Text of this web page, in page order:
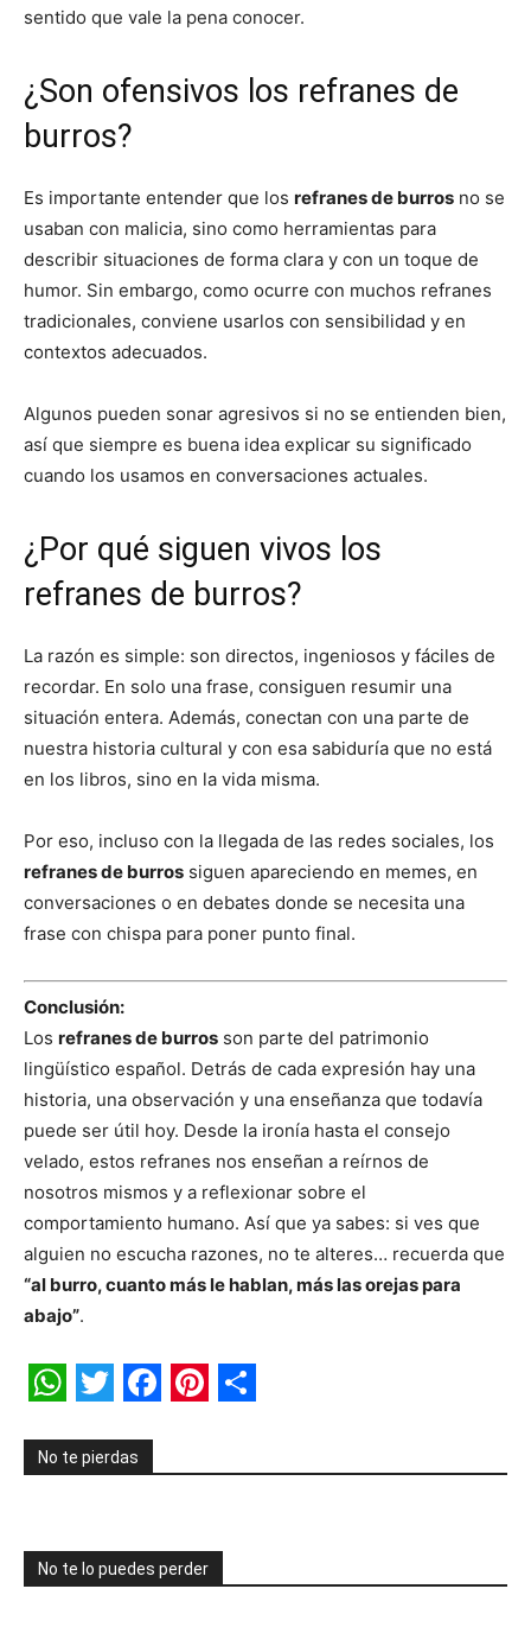
sentido que vale la pena conocer.
¿Son ofensivos los refranes de
burros?
Es importante entender que los refranes de burros no se
usaban con malicia, sino como herramientas para
describir situaciones de forma clara y con un toque de
humor. Sin embargo, como ocurre con muchos refranes
tradicionales, conviene usarlos con sensibilidad y en
contextos adecuados.
Algunos pueden sonar agresivos si no se entienden bien,
así que siempre es buena idea explicar su significado
cuando los usamos en conversaciones actuales.
¿Por qué siguen vivos los
refranes de burros?
La razón es simple: son directos, ingeniosos y fáciles de
recordar. En solo una frase, consiguen resumir una
situación entera. Además, conectan con una parte de
nuestra historia cultural y con esa sabiduría que no está
en los libros, sino en la vida misma.
Por eso, incluso con la llegada de las redes sociales, los
refranes de burros siguen apareciendo en memes, en
conversaciones o en debates donde se necesita una
frase con chispa para poner punto final.
Conclusión:
Los refranes de burros son parte del patrimonio
lingüístico español. Detrás de cada expresión hay una
historia, una observación y una enseñanza que todavía
puede ser útil hoy. Desde la ironía hasta el consejo
velado, estos refranes nos enseñan a reírnos de
nosotros mismos y a reflexionar sobre el
comportamiento humano. Así que ya sabes: si ves que
alguien no escucha razones, no te alteres… recuerda que
“al burro, cuanto más le hablan, más las orejas para
abajo”.
No te pierdas
No te lo puedes perder